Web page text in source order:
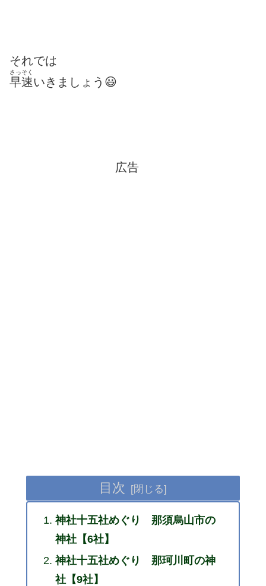
それでは
早速
さっそく
いきましょう😃
広告
目次
神社十五社めぐり 那須烏山市の
神社【6社】
神社十五社めぐり 那珂川町の神
社【9社】